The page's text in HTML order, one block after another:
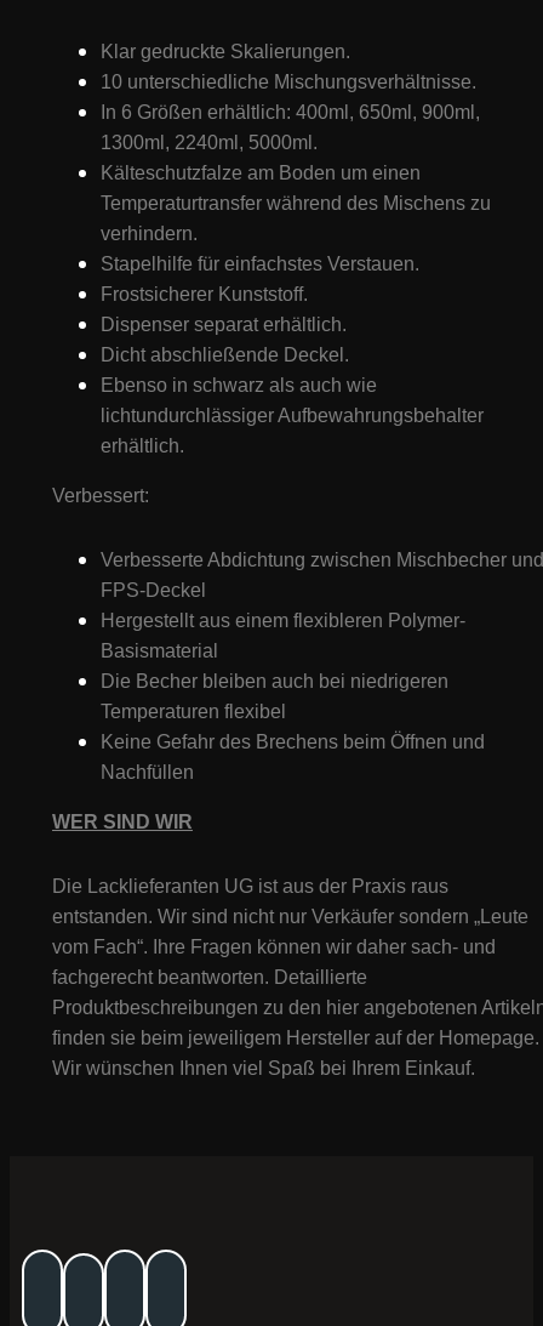
Klar gedruckte Skalierungen.
10 unterschiedliche Mischungsverhältnisse.
In 6 Größen erhältlich: 400ml, 650ml, 900ml,
1300ml, 2240ml, 5000ml.
Kälteschutzfalze am Boden um einen
Temperaturtransfer während des Mischens zu
verhindern.
Stapelhilfe für einfachstes Verstauen.
Frostsicherer Kunststoff.
Dispenser separat erhältlich.
Dicht abschließende Deckel.
Ebenso in schwarz als auch wie
lichtundurchlässiger Aufbewahrungsbehalter
erhältlich.
Verbessert:
Verbesserte Abdichtung zwischen Mischbecher und
FPS-Deckel
Hergestellt aus einem flexibleren Polymer-
Basismaterial
Die Becher bleiben auch bei niedrigeren
Temperaturen flexibel
Keine Gefahr des Brechens beim Öffnen und
Nachfüllen
WER SIND WIR
Die Lacklieferanten UG ist aus der Praxis raus
entstanden. Wir sind nicht nur Verkäufer sondern „Leute
vom Fach“. Ihre Fragen können wir daher sach- und
fachgerecht beantworten. Detaillierte
Produktbeschreibungen zu den hier angebotenen
finden sie beim jeweiligem Hersteller auf der Homepage.
Wir wünschen Ihnen viel Spaß bei Ihrem Einkauf.